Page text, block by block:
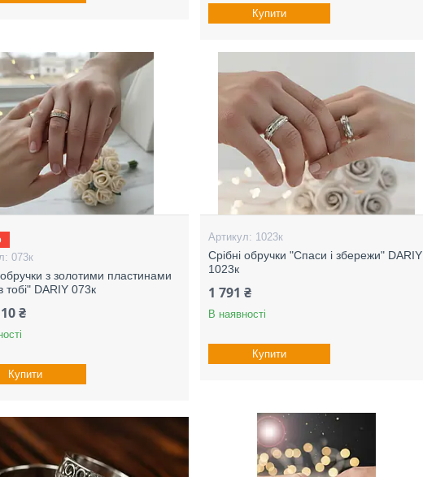
Купити
073к
обручки з золотими пластинами
тобі" DARIY 073к
₴
Купити
1023к
Срібні обручки "Спаси і збережи" DARIY
1023к
1 791 ₴
В наявності
Купити